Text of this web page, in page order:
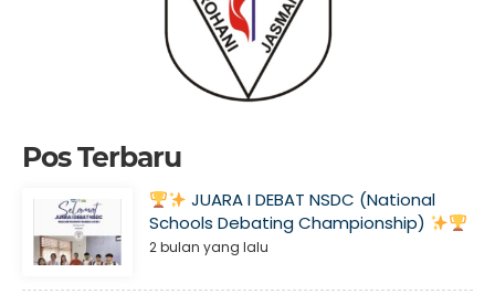
Pos Terbaru
JUARA I DEBAT NSDC (National
Schools Debating Championship)
2 bulan yang lalu